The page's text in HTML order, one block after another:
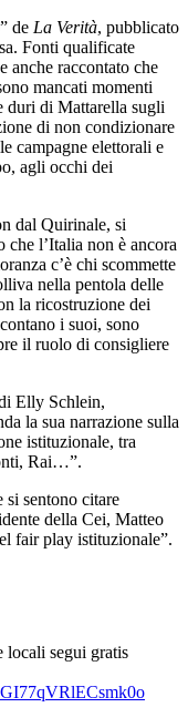
de La Verità, pubblicato
Fonti qualificate
anche raccontato che
mancati momenti
duri di Mattarella sugli
di non condizionare
campagne elettorali e
agli occhi dei
dal Quirinale, si
l’Italia non è ancora
c’è chi scommette
nella pentola delle
la ricostruzione dei
i suoi, sono
il ruolo di consigliere
Elly Schlein,
la sua narrazione sulla
istituzionale, tra
Rai…”.
si sentono citare
della Cei, Matteo
fair play istituzionale”.
locali segui gratis